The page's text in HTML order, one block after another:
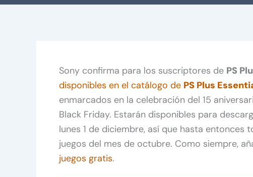
Sony confirma para los suscriptores de PS
disponibles en el catálogo de PS Plus
enmarcados en la celebración del 15
Black Friday. Estarán disponibles para
lunes 1 de diciembre, así que hasta entonces
juegos del mes de octubre. Como siempre,
juegos gratis.